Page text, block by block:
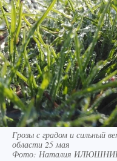
Грозы с градом и сильный
области 25 мая
Фото: Наталия